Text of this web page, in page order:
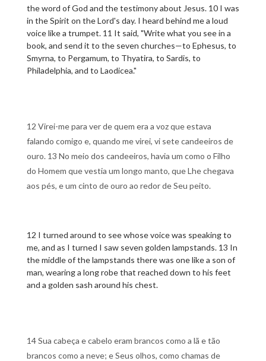
the word of God and the testimony about Jesus. 10 I was
in the Spirit on the Lord's day. I heard behind me a loud
voice like a trumpet. 11 It said, "Write what you see in a
book, and send it to the seven churches—to Ephesus, to
Smyrna, to Pergamum, to Thyatira, to Sardis, to
Philadelphia, and to Laodicea."
12 Virei-me para ver de quem era a voz que estava
falando comigo e, quando me virei, vi sete candeeiros de
ouro. 13 No meio dos candeeiros, havia um como o Filho
do Homem que vestia um longo manto, que Lhe chegava
aos pés, e um cinto de ouro ao redor de Seu peito.
12 I turned around to see whose voice was speaking to
me, and as I turned I saw seven golden lampstands. 13 In
the middle of the lampstands there was one like a son of
man, wearing a long robe that reached down to his feet
and a golden sash around his chest.
14 Sua cabeça e cabelo eram brancos como a lã e tão
brancos como a neve; e Seus olhos, como chamas de